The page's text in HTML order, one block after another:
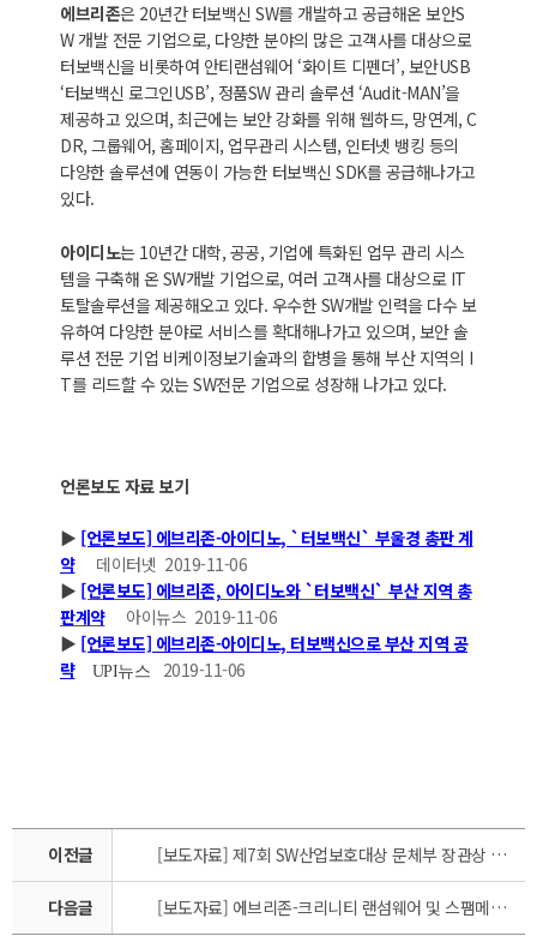
에브리존은 20년간 터보백신 SW를 개발하고 공급해온 보안S
W 개발 전문 기업으로, 다양한 분야의 많은 고객사를 대상으로
터보백신을 비롯하여 안티랜섬웨어 ‘화이트 디펜더’, 보안USB
‘터보백신 로그인USB’, 정품SW 관리 솔루션 ‘Audit-MAN’을
제공하고 있으며, 최근에는 보안 강화를 위해 웹하드, 망연계, C
DR, 그룹웨어, 홈페이지, 업무관리 시스템, 인터넷 뱅킹 등의
다양한 솔루션에 연동이 가능한 터보백신 SDK를 공급해나가고
있다.
아이디노는 10년간 대학, 공공, 기업에 특화된 업무 관리 시스
템을 구축해 온 SW개발 기업으로, 여러 고객사를 대상으로 IT
토탈솔루션을 제공해오고 있다. 우수한 SW개발 인력을 다수 보
유하여 다양한 분야로 서비스를 확대해나가고 있으며, 보안 솔
루션 전문 기업 비케이정보기술과의 합병을 통해 부산 지역의 I
T를 리드할 수 있는 SW전문 기업으로 성장해 나가고 있다.
언론보도 자료 보기
▶ [언론보도] 에브리존-아이디노, `터보백신` 부울경 총판 계
약데이터넷 2019-11-06
▶ [언론보도] 에브리존, 아이디노와 `터보백신` 부산 지역 총
판계약아이뉴스 2019-11-06
▶ [언론보도] 에브리존-아이디노, 터보백신으로 부산 지역 공
략UPI뉴스 2019-11-06
이전글 [보도자료] 제7회 SW산업보호대상 문체부 장관상 수상 에브리존 2019-11-19
다음글 [보도자료] 에브리존-크리니티 랜섬웨어 및 스팸메일 대응 업무협약